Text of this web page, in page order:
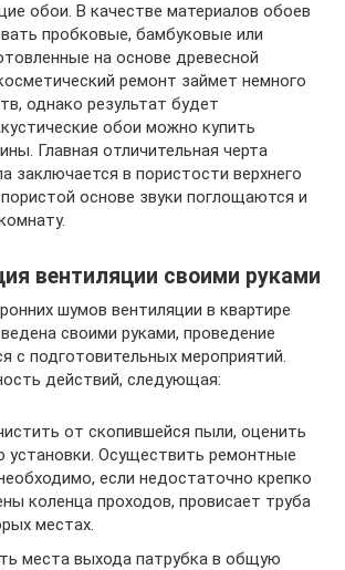
обои. В качестве материалов обоев
пробковые, бамбуковые или
на основе древесной
ремонт займет немного
однако результат будет
обои можно купить
Главная отличительная черта
заключается в пористости верхнего
основе звуки поглощаются и
вентиляции своими руками
шумов вентиляции в квартире
своими руками, проведение
с подготовительных мероприятий.
действий, следующая:
от скопившейся пыли, оценить
установки. Осуществить ремонтные
если недостаточно крепко
коленца проходов, провисает труба
местах.
места выхода патрубка в общую